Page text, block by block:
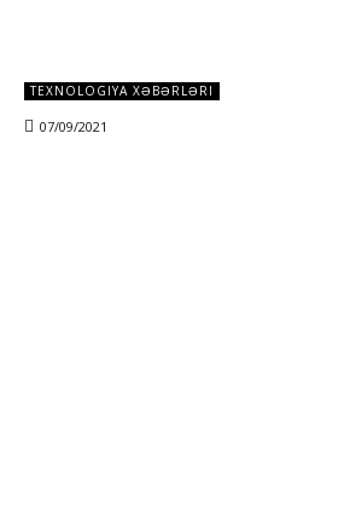
TEXNOLOGIYA XƏBƏRLƏRI
07/09/2021